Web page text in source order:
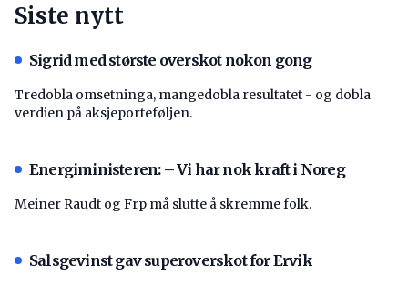
Siste nytt
Sigrid med største overskot nokon gong
Tredobla omsetninga, mangedobla resultatet - og dobla
verdien på aksjeporteføljen.
Energiministeren: – Vi har nok kraft i Noreg
Meiner Raudt og Frp må slutte å skremme folk.
Salsgevinst gav superoverskot for Ervik